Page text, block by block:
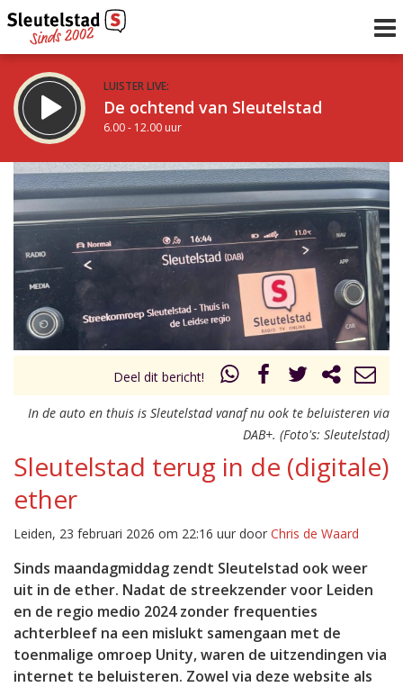
LUISTER LIVE:
De ochtend van Sleutelstad
6.00 - 12.00 uur
STRAKS:
De middag van Sleutelstad
12.00 - 17.00 uur
Vorig uur
uur 1 van 0 Volgend uur
Deel dit bericht!
In de auto en thuis is Sleutelstad vanaf nu ook te beluisteren via
DAB+. (Foto's: Sleutelstad)
Sleutelstad terug in de (digitale)
ether
Leiden, 23 februari 2026 om 22:16 uur door Chris de Waard
Sinds maandagmiddag zendt Sleutelstad ook weer
uit in de ether. Nadat de streekzender voor Leiden
en de regio medio 2024 zonder frequenties
achterbleef na een mislukt samengaan met de
toenmalige omroep Unity, waren de uitzendingen via
internet te beluisteren. Zowel via deze website als